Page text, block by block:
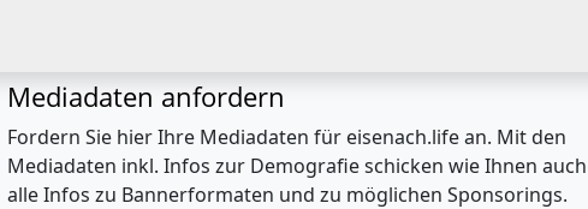
Mediadaten anfordern
Fordern Sie hier Ihre Mediadaten für eisenach.life an. Mit den
Mediadaten inkl. Infos zur Demografie schicken wie Ihnen auch
alle Infos zu Bannerformaten und zu möglichen Sponsorings.